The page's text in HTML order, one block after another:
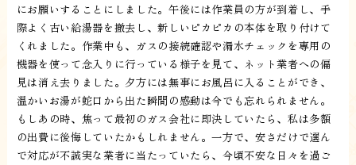
にお願いすることにしました。午後には作業員の方が到着し、手
際よく古い給湯器を撤去し、新しいピカピカの本体を取り付けて
くれました。作業中も、ガスの接続確認や漏水チェックを専用の
機器を使って念入りに行っている様子を見て、ネット業者への偏
見は消え去りました。夕方には無事にお風呂に入ることができ、
温かいお湯が蛇口から出た瞬間の感動は今でも忘れられません。
もしあの時、焦って最初のガス会社に即決していたら、私は多額
の出費に後悔していたかもしれません。一方で、安さだけで選ん
で対応が不誠実な業者に当たっていたら、今頃不安な日々を過ご